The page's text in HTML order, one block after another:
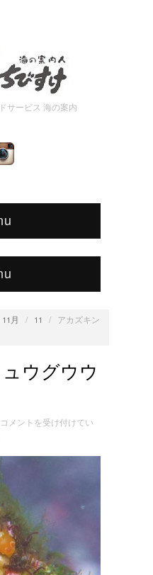
サービス 海の案内
11月 / 11 /
アカズキン
ウグウウ
ア
ン
ュ
ウ
グ
ウ
ウ
コメントを受け付けてい